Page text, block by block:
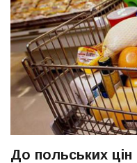
До польських